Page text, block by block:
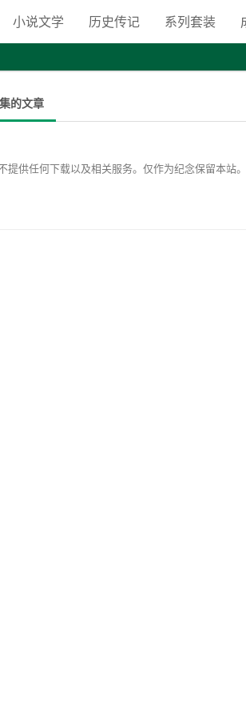
之路
小说文学 历史传记 系列套装
的文章
供任何下载以及相关服务。仅作为纪念保留本站